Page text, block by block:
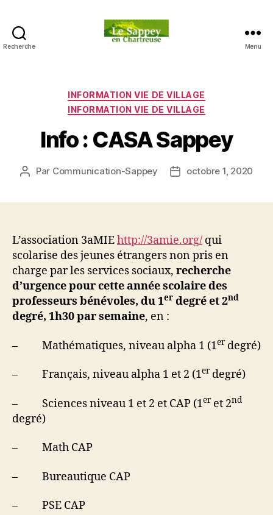
Recherche
en
Chartreuse
Menu
Catégories
INFORMATION VIE DE VILLAGE
INFORMATION VIE DE VILLAGE
Info : CASA Sappey
Auteur
Par Communication-Sappey
Dateoctobre 1, 2020
L’association 3aMIEhttp://3amie.org/ qui
scolarise des jeunes étrangers non pris en
charge par les services sociaux, recherche
d’urgence pour cette année scolaire des
professeurs bénévoles, du 1er degré et 2nd
degré, 1h30 par semaine, en :
– Mathématiques, niveau alpha 1 (1er degré)
– Français, niveau alpha 1 et 2 (1er degré)
– Sciences niveau 1 et 2 et CAP (1er et 2nd
degré)
– Math CAP
– Bureautique CAP
– PSE CAP